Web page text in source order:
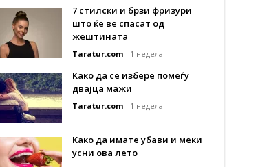
7 стилски и брзи фризури
што ќе ве спасат од
жештината
Taratur.com 1 недела
Како да се избере помеѓу
двајца мажи
Taratur.com 1 недела
Како да имате убави и меки
усни ова лето